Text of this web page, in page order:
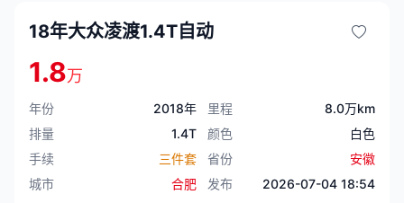
18年大众凌渡1.4T自动
1.8万
年份 2018年 里程
8.0万km
排量
1.4T 颜色
白色
手续
三件套 省份
安徽
城市
合肥 发布 2026-07-04 18:54